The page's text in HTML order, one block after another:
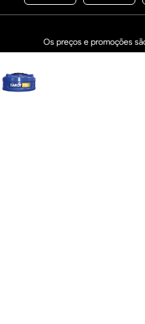
Os preços e promoções
2025 © Cacique Home Center Casa